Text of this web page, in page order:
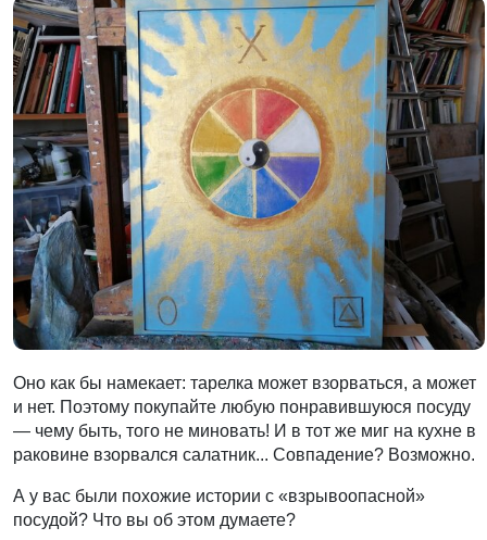
Оно как бы намекает: тарелка может взорваться, а может
и нет. Поэтому покупайте любую понравившуюся посуду
— чему быть, того не миновать! И в тот же миг на кухне в
раковине взорвался салатник... Совпадение? Возможно.
А у вас были похожие истории с «взрывоопасной»
посудой? Что вы об этом думаете?